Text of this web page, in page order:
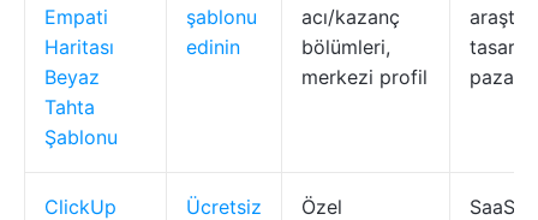
Empati
Haritası
Beyaz
Tahta
Şablonu
şablonu
edinin
acı/kazanç
bölümleri,
merkezi profil
ClickUp
Ücretsiz
Özel
SaaS